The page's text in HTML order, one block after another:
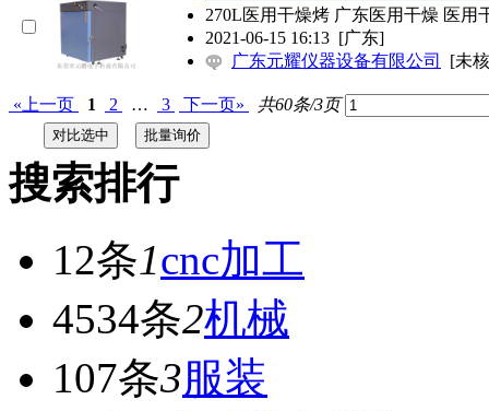
270L医用干燥烤 广东医用干燥 医用
2021-06-15 16:13 [广东]
广东元耀仪器设备有限公司
[未
«上一页 1 2 … 3 下一页» 共60条/3页
搜索排行
12条1cnc加工
4534条2机械
107条3服装